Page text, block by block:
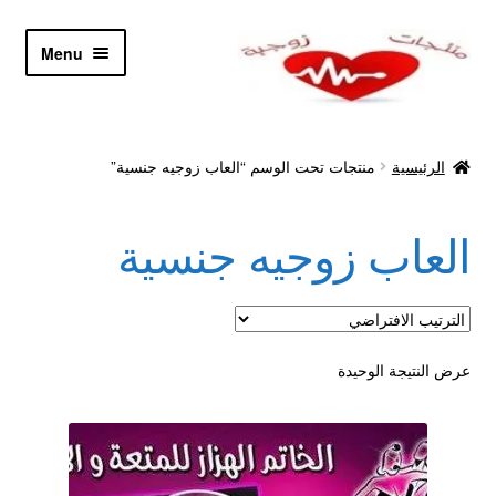
Skip
Skip
Menu
أدوية تكبير و تضخيم العضو
اتصل بنا
اتمام الطلب
ادوية تخسيس
اكسسوارات مثيره
الرئيسية منتجات تحت الوسم “العاب زوجيه جنسية”
العاب زوجيه جنسية
عرض النتيجة الوحيدة